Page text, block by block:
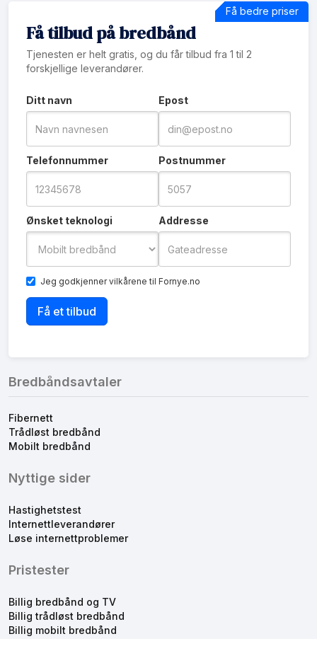
Få tilbud på bredbånd
Tjenesten er helt gratis, og du får tilbud fra 1 til 2
forskjellige leverandører.
Ditt navn Epost
Telefonnummer Postnummer
Ønsket teknologi Addresse
Jeg godkjennervilkårene til Fornye.no
Få bedre priser
Bredbåndsavtaler
Fibernett
Trådløst bredbånd
Mobilt bredbånd
Nyttige sider
Hastighetstest
Internettleverandører
Løse internettproblemer
Pristester
Billig bredbånd og TV
Billig trådløst bredbånd
Billig mobilt bredbånd